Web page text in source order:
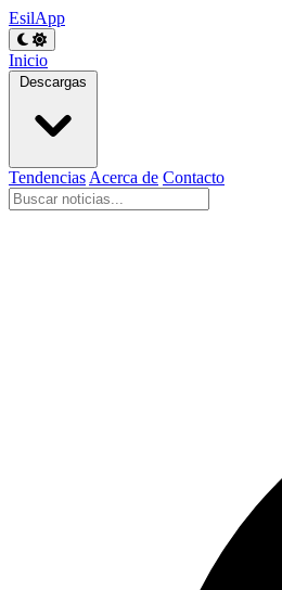
EsilApp
Inicio
Descargas
Tendencias Acerca de Contacto